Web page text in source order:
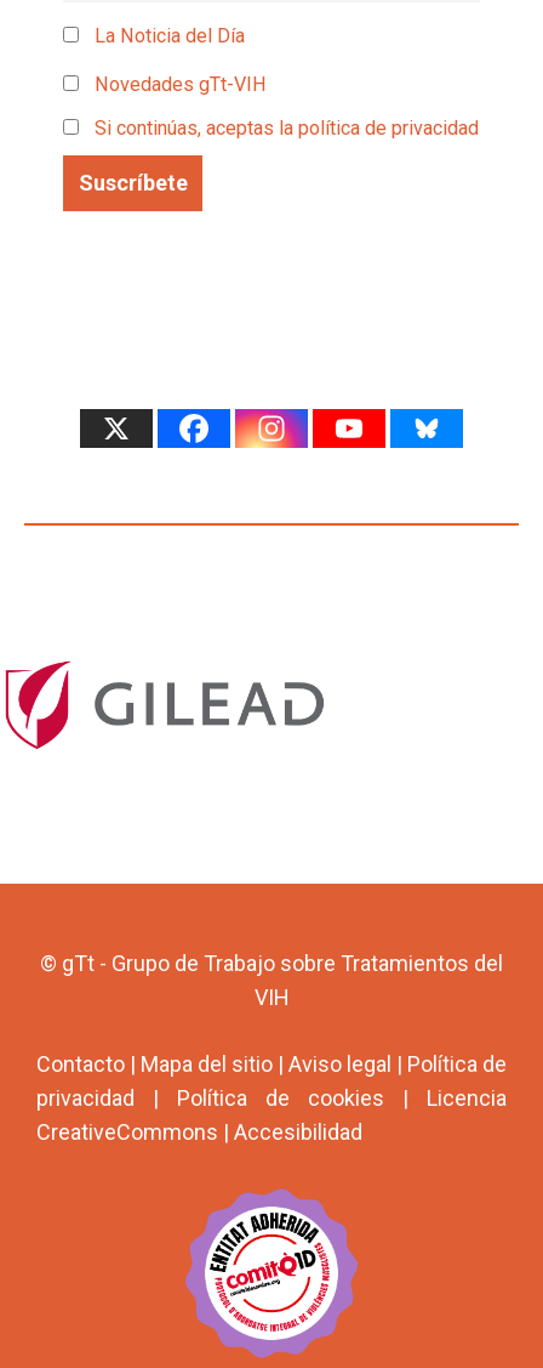
La Noticia del Día
Novedades gTt-VIH
Si continúas, aceptas la política de privacidad
© gTt - Grupo de Trabajo sobre Tratamientos del
VIH
Contacto | Mapa del sitio | Aviso legal | Política de
privacidad | Política de cookies | Licencia
CreativeCommons | Accesibilidad